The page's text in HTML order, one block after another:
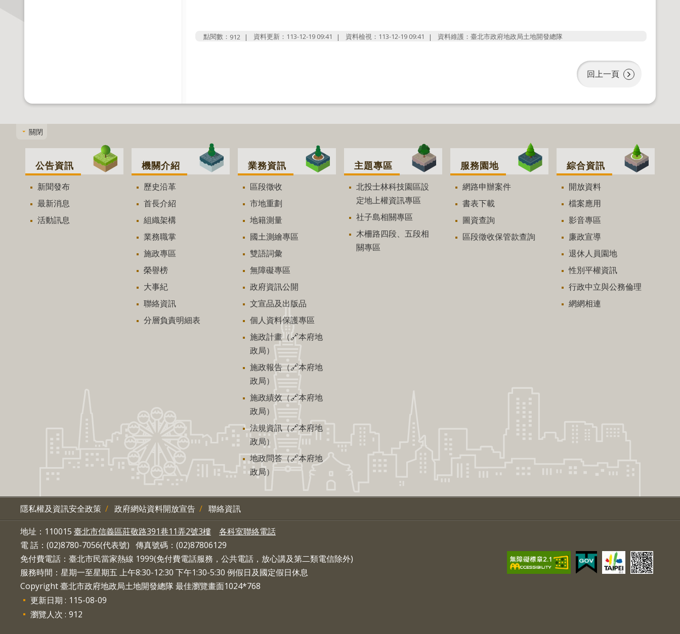
點閱數： 912 資料更新：113-12-19 09:41 資料檢視：113-12-19 09:41 資料維護：臺北市政府地政局土地開發總隊
回上一頁
關閉
公告資訊
新聞發布
最新消息
活動訊息
機關介紹
歷史沿革
首長介紹
組織架構
業務職掌
施政專區
榮譽榜
大事紀
聯絡資訊
分層負責明細表
業務資訊
區段徵收
市地重劃
地籍測量
國土測繪專區
雙語詞彙
無障礙專區
政府資訊公開
文宣品及出版品
個人資料保護專區
施政計畫（🔗本府地
政局）
施政報告（🔗本府地
政局）
施政績效（🔗本府地
政局）
法規資訊（🔗本府地
政局）
地政問答（🔗本府地
政局）
主題專區
北投士林科技園區設
定地上權資訊專區
社子島相關專區
木柵路四段、五段相
關專區
服務園地
網路申辦案件
書表下載
圖資查詢
區段徵收保管款查詢
綜合資訊
開放資料
檔案應用
影音專區
廉政宣導
退休人員園地
性別平權資訊
行政中立與公務倫理
網網相連
隱私權及資訊安全政策 政府網站資料開放宣告 聯絡資訊
地址：110015 臺北市信義區莊敬路391巷11弄2號3樓
各科室聯絡電話
電 話：(02)8780-7056(代表號) 傳真號碼：(02)87806129
免付費電話：臺北市民當家熱線 1999(免付費電話服務，公共電話，放心講及第二類電信除外)
服務時間：星期一至星期五 上午8:30-12:30 下午1:30-5:30 例假日及國定假日休息
Copyright 臺北市政府地政局土地開發總隊 最佳瀏覽畫面1024*768
更新日期
115-08-09
瀏覽人次 912